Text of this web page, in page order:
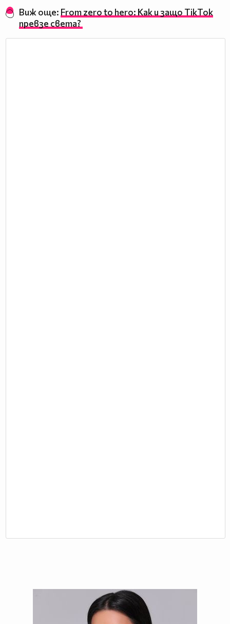
Виж още: From zero to hero: Как и защо TikTok
превзе света?